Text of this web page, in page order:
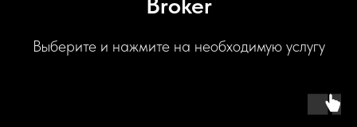
Выберите и нажмите на необходимую услугу